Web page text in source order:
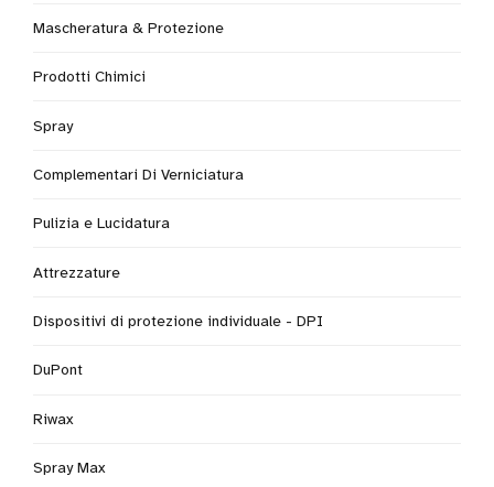
Mascheratura & Protezione
Prodotti Chimici
Spray
Complementari Di Verniciatura
Pulizia e Lucidatura
Attrezzature
Dispositivi di protezione individuale - DPI
DuPont
Riwax
Spray Max